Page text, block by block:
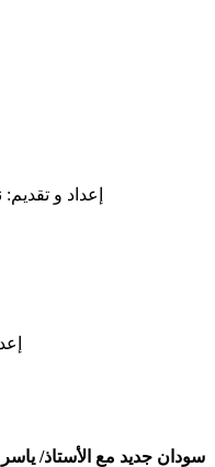
إعداد و
سودان جديد مع الأستاذ/